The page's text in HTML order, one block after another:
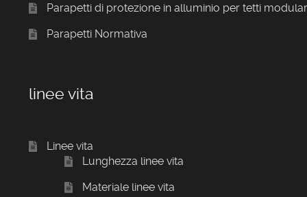
Parapetti di protezione in alluminio per tetti
Parapetti Normativa
linee vita
Linee vita
Lunghezza linee vita
Materiale linee vita